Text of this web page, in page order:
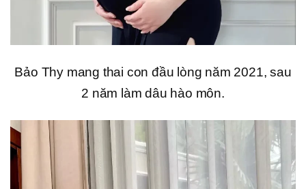
Bảo Thy mang thai con đầu lòng năm 2021, sau
2 năm làm dâu hào môn.